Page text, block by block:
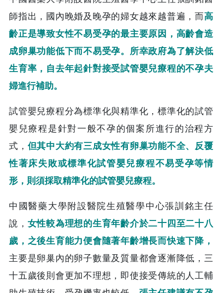
師指出，國內晚婚及晚孕的婦女越來越普遍，而高
齡正是導致女性不易受孕的最主要原因，高齡會造
成卵巢功能低下而不易受孕。所幸政府為了解決低
生育率，自去年起針對接受試管嬰兒療程的不孕夫
婦進行補助。
試管嬰兒療程分為標準化與精準化，標準化的試管
嬰兒療程是針對一般不孕的個案所進行的治程方
式， 但其中大約有三成女性有卵巢功能不全、反覆
性著床失敗或標準化試管嬰兒療程不易受孕等情
形，則須採取精準化的試管嬰兒療程。
中國醫藥大學附設醫院生殖醫學中心張訓銘主任
說， 女性較為理想的生育年齡介於二十四至二十八
歲，之後生育能力便會隨著年齡增長而快速下降，
主要是卵巢內的卵子數量及質量都會逐漸降低，三
十五歲後則會更加不理想，即使接受傳統的人工輔